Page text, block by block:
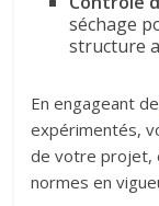
séchage
structure
En engageant
expérimentés,
de votre projet,
normes en